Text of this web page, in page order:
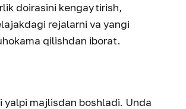
doirasini kengaytirish,
rejalarni va yangi
qilishdan iborat.
yalpi majlisdan boshladi. Unda